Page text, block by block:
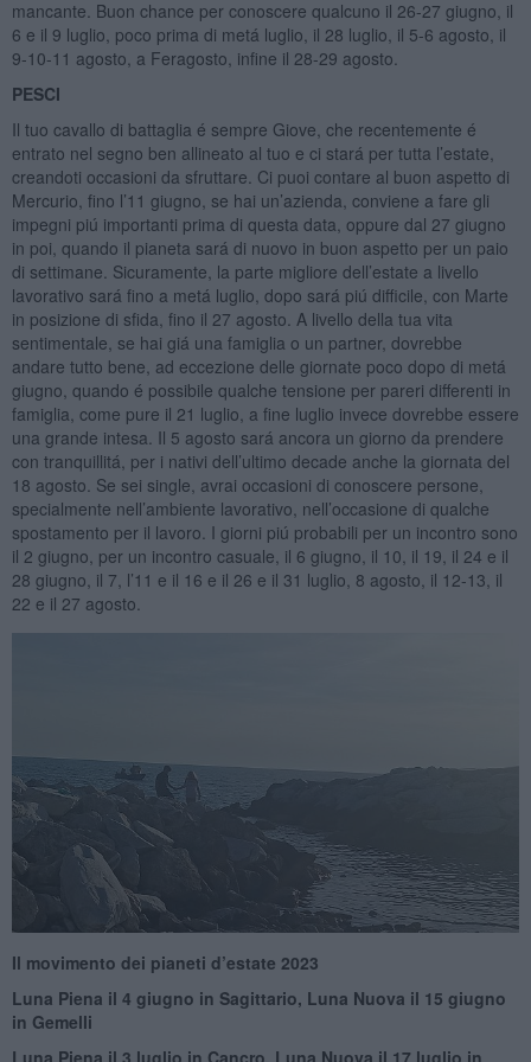
mancante. Buon chance per conoscere qualcuno il 26-27 giugno, il
6 e il 9 luglio, poco prima di metá luglio, il 28 luglio, il 5-6 agosto, il
9-10-11 agosto, a Feragosto, infine il 28-29 agosto.
PESCI
Il tuo cavallo di battaglia é sempre Giove, che recentemente é
entrato nel segno ben allineato al tuo e ci stará per tutta l’estate,
creandoti occasioni da sfruttare. Ci puoi contare al buon aspetto di
Mercurio, fino l’11 giugno, se hai un’azienda, conviene a fare gli
impegni piú importanti prima di questa data, oppure dal 27 giugno
in poi, quando il pianeta sará di nuovo in buon aspetto per un paio
di settimane. Sicuramente, la parte migliore dell’estate a livello
lavorativo sará fino a metá luglio, dopo sará piú difficile, con Marte
in posizione di sfida, fino il 27 agosto. A livello della tua vita
sentimentale, se hai giá una famiglia o un partner, dovrebbe
andare tutto bene, ad eccezione delle giornate poco dopo di metá
giugno, quando é possibile qualche tensione per pareri differenti in
famiglia, come pure il 21 luglio, a fine luglio invece dovrebbe essere
una grande intesa. Il 5 agosto sará ancora un giorno da prendere
con tranquillitá, per i nativi dell’ultimo decade anche la giornata del
18 agosto. Se sei single, avrai occasioni di conoscere persone,
specialmente nell’ambiente lavorativo, nell’occasione di qualche
spostamento per il lavoro. I giorni piú probabili per un incontro sono
il 2 giugno, per un incontro casuale, il 6 giugno, il 10, il 19, il 24 e il
28 giugno, il 7, l’11 e il 16 e il 26 e il 31 luglio, 8 agosto, il 12-13, il
22 e il 27 agosto.
Il movimento dei pianeti d’estate 2023
Luna Piena il 4 giugno in Sagittario, Luna Nuova il 15 giugno
in Gemelli